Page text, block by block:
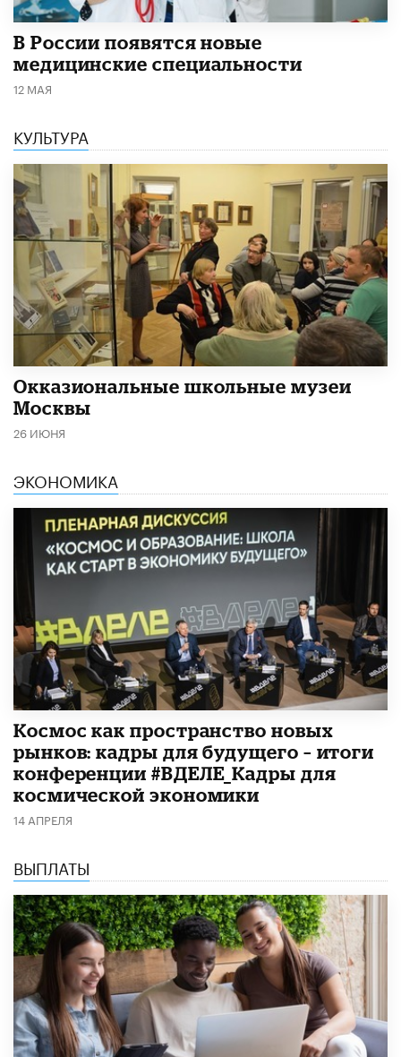
В России появятся новые
медицинские специальности
12 МАЯ
КУЛЬТУРА
​Окказиональные школьные музеи
Москвы
26 ИЮНЯ
ЭКОНОМИКА
Космос как пространство новых
рынков: кадры для будущего – итоги
конференции #ВДЕЛЕ_Кадры для
космической экономики
14 АПРЕЛЯ
ВЫПЛАТЫ